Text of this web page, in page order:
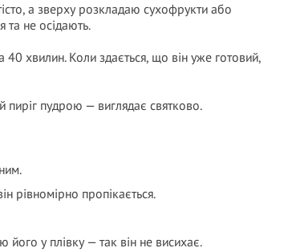
а зверху розкладаю сухофрукти або
та не осідають.
40 хвилин. Коли здається, що він уже готовий,
пудрою — виглядає святково.
рівномірно пропікається.
його у плівку — так він не висихає.